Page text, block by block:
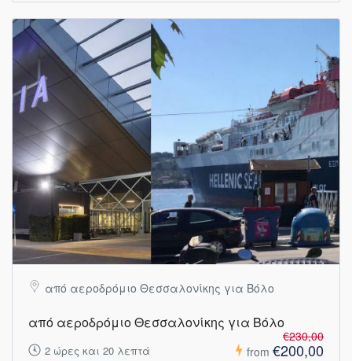
από αεροδρόμιο Θεσσαλονίκης για Βόλο
από αεροδρόμιο Θεσσαλονίκης για Βόλο
2 ώρες και 20 λεπτά from
€230,00
€200,00